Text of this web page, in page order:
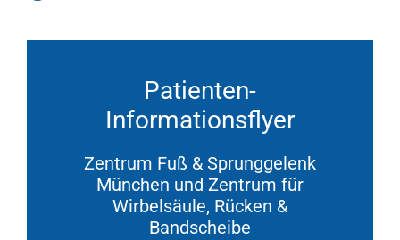
Patienten-
Informationsflyer
Zentrum Fuß & Sprunggelenk
München und Zentrum für
Wirbelsäule, Rücken &
Bandscheibe